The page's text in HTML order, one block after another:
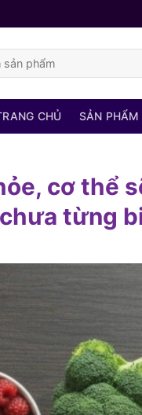
CHỦ SẢN PHẨM
cơ thể
từng